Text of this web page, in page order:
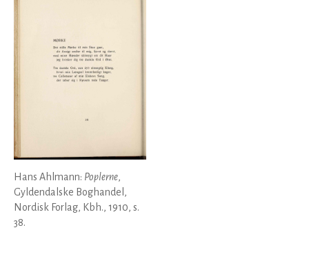
Hans Ahlmann: Poplerne,
Gyldendalske Boghandel,
Nordisk Forlag, Kbh., 1910, s.
38.